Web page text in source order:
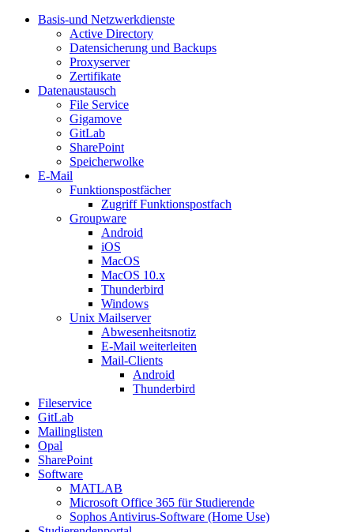
Basis-und Netzwerkdienste
Active Directory
Datensicherung und Backups
Proxyserver
Zertifikate
Datenaustausch
File Service
Gigamove
GitLab
SharePoint
Speicherwolke
E-Mail
Funktionspostfächer
Zugriff Funktionspostfach
Groupware
Android
iOS
MacOS
MacOS 10.x
Thunderbird
Windows
Unix Mailserver
Abwesenheitsnotiz
E-Mail weiterleiten
Mail-Clients
Android
Thunderbird
Fileservice
GitLab
Mailinglisten
Opal
SharePoint
Software
MATLAB
Microsoft Office 365 für Studierende
Sophos Antivirus-Software (Home Use)